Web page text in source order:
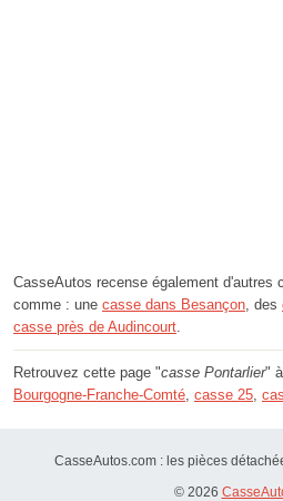
CasseAutos recense également d'autres
comme : une casse dans Besançon, des
casse près de Audincourt.
Retrouvez cette page "casse Pontarlier"
Bourgogne-Franche-Comté, casse 25,
CasseAutos.com : les pièces
© 2026